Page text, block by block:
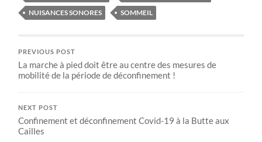
NUISANCES SONORES
SOMMEIL
PREVIOUS POST
La marche à pied doit être au centre des mesures de
mobilité de la période de déconfinement !
NEXT POST
Confinement et déconfinement Covid-19 à la Butte aux
Cailles